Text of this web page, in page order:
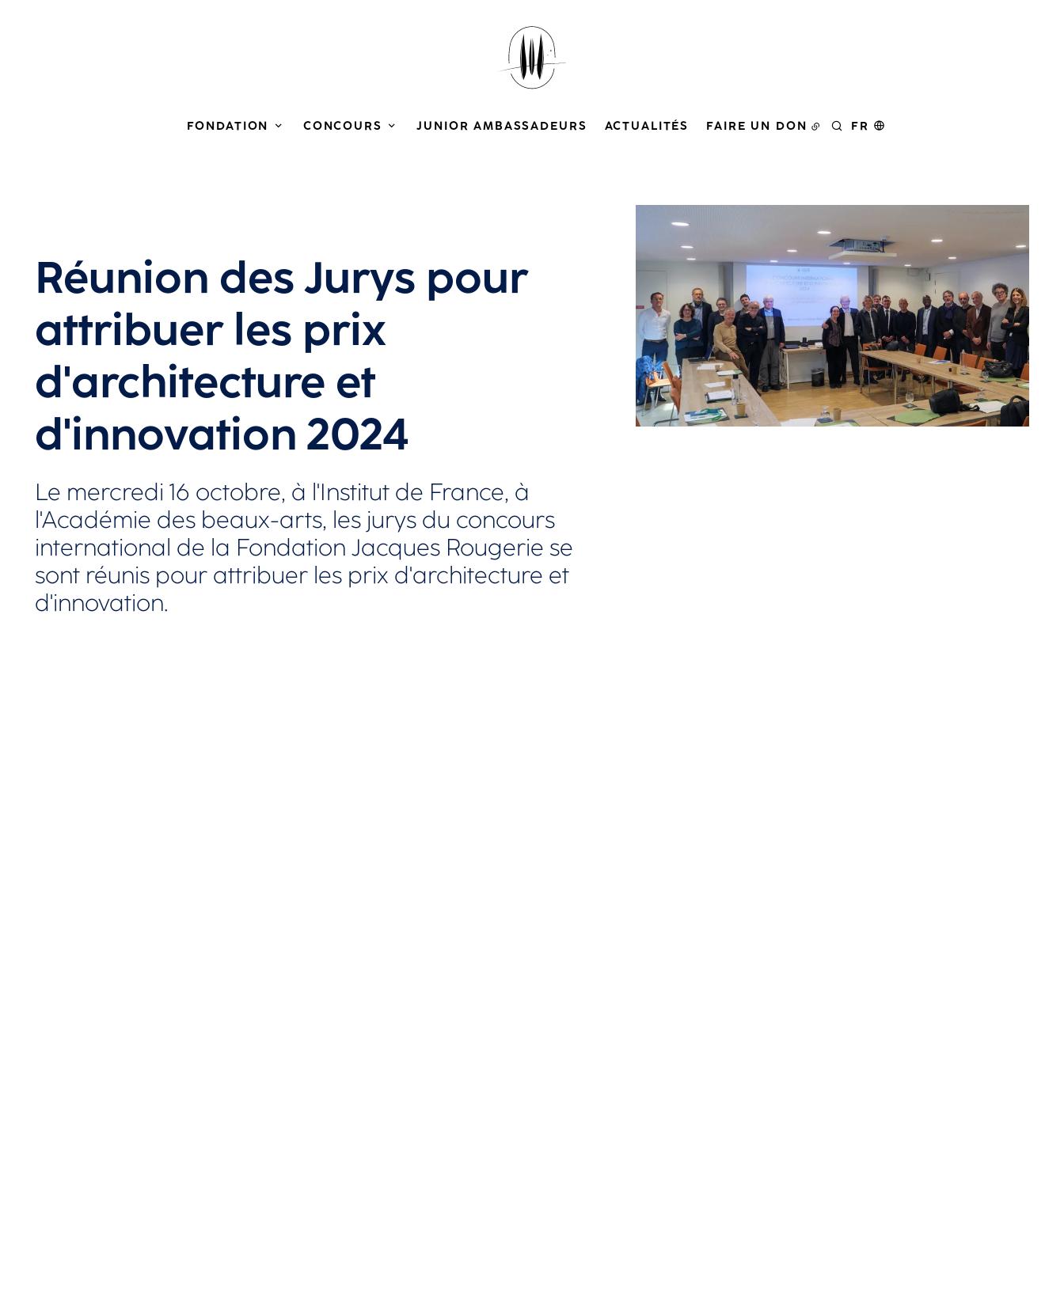
FONDATION CONCOURS JUNIOR AMBASSADEURS ACTUALITÉS FAIRE UN DON RECHERCHER
FR
Réunion des Jurys pour
attribuer les prix
d'architecture et
d'innovation 2024
Le mercredi 16 octobre, à l'Institut de France, à
l'Académie des beaux-arts, les jurys du concours
international de la Fondation Jacques Rougerie se
sont réunis pour attribuer les prix d'architecture et
d'innovation.
Agrandir